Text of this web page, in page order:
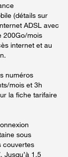
(détails sur
ADSL avec
200Go/mois
internet et au
numéros
mois et 3h
la fiche tarifaire
sous
couvertes
Jusqu’à 1,5